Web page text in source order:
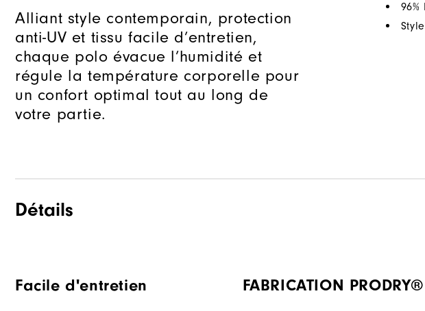
Alliant style contemporain, protection
anti-UV et tissu facile d’entretien,
chaque polo évacue l’humidité et
régule la température corporelle pour
un confort optimal tout au long de
votre partie.
Détails
Facile d'entretien FABRICATION PRODRY®